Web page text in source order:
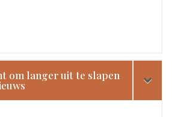
om langer uit te slapen